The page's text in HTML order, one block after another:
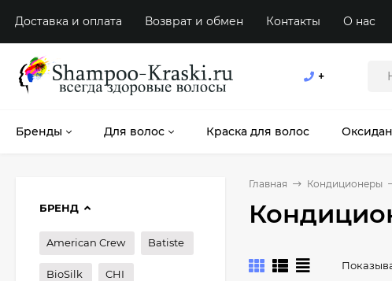
Доставка и оплата Возврат и обмен Контакты О нас
+
Бренды Для волос Краска для волос
Главная Кондиционеры
БРЕНД
American Crew Batiste
BioSilk CHI